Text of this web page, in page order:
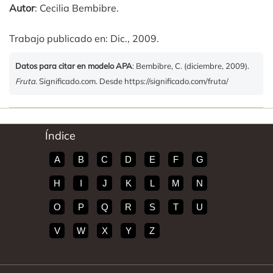
Autor: Cecilia Bembibre.
Trabajo publicado en: Dic., 2009.
Datos para citar en modelo APA: Bembibre, C. (diciembre, 2009).
Fruta. Significado.com. Desde https://significado.com/fruta/
Índice
A B C D E F G
H I J K L M N
O P Q R S T U
V W X Y Z